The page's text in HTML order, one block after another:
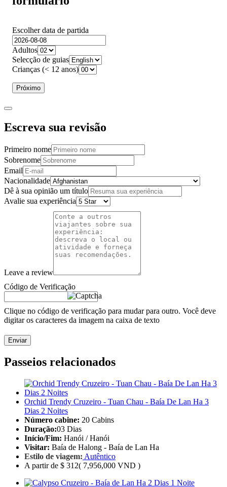
Escolher data de partida
Adultos
Selecção de guias
Crianças (< 12 anos)
Próximo
Escreva sua revisão
Primeiro nome
Sobrenome
Email
Nacionalidade
Dê à sua opinião um título
Avalie sua experiência
Leave a review
Código de Verificação
Clique no código de verificação para mudar para outro. Você deve
digitar os caracteres da imagem na caixa de texto
Enviar
Passeios relacionados
Orchid Trendy Cruzeiro - Tuan Chau - Baía De Lan Ha 3
Dias 2 Noites
Número cabine: 20 Cabins
Duração:03 Dias
Início/Fim: Hanói / Hanói
Visitar: Baía de Halong - Baía de Lan Ha
Estilo de viagem: Autêntico
A partir de $ 312( 7,956,000 VND )